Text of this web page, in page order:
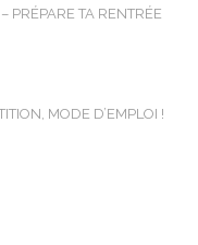
PRÉPARE TA RENTRÉE
MODE D’EMPLOI !